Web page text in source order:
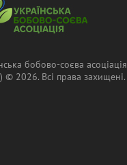
бобово-соєва асоціація
© 2026. Всі права захищені.